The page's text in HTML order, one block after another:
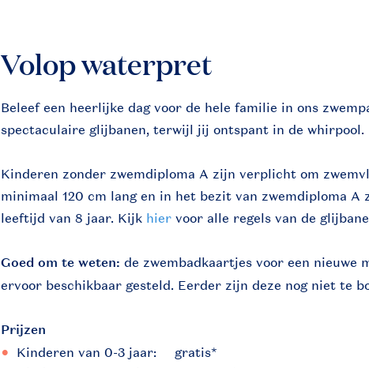
Volop waterpret
Beleef een heerlijke dag voor de hele familie in ons
spectaculaire glijbanen, terwijl jij ontspant in de whirpool.
Kinderen zonder zwemdiploma A zijn verplicht om
minimaal 120 cm lang en in het bezit van zwemdiploma
leeftijd van 8 jaar. Kijk hier voor alle regels van de
Goed om te weten: de zwembadkaartjes voor een nieuwe
ervoor beschikbaar gesteld. Eerder zijn deze nog niet te
Prijzen
Kinderen van 0-3 jaar:
gratis*